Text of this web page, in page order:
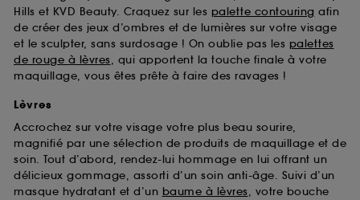
Hills et KVD Beauty. Craquez sur les palette contouring afin
de créer des jeux d’ombres et de lumières sur votre visage
et le sculpter, sans surdosage ! On oublie pas les palettes
de rouge à lèvres, qui apportent la touche finale à votre
maquillage, vous êtes prête à faire des ravages !
Lèvres
Accrochez sur votre visage votre plus beau sourire,
magnifié par une sélection de produits de maquillage et de
soin. Tout d’abord, rendez-lui hommage en lui offrant un
délicieux gommage, assorti d’un soin anti-âge. Suivi d’un
masque hydratant et d’un baume à lèvres, votre bouche